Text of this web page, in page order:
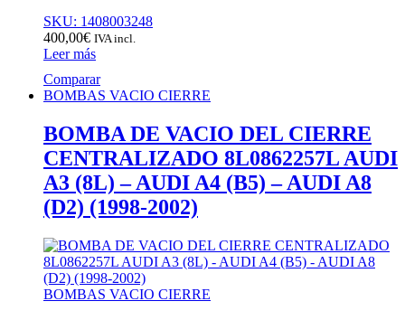
SKU: 1408003248
400,00€ IVA incl.
Leer más
Comparar
BOMBAS VACIO CIERRE
BOMBA DE VACIO DEL CIERRE
CENTRALIZADO 8L0862257L AUDI
A3 (8L) – AUDI A4 (B5) – AUDI A8
(D2) (1998-2002)
BOMBAS VACIO CIERRE